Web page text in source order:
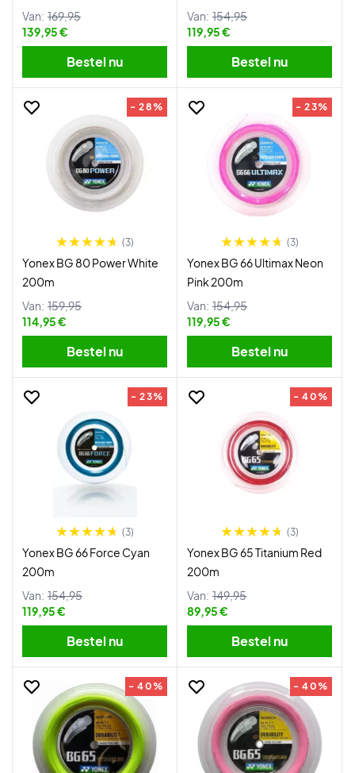
Van: 169,95
139,95 €
Bestel nu
Van: 154,95
119,95 €
Bestel nu
- 28%
(3)
Yonex BG 80 Power White
200m
Van: 159,95
114,95 €
Bestel nu
- 23%
(3)
Yonex BG 66 Ultimax Neon
Pink 200m
Van: 154,95
119,95 €
Bestel nu
- 23%
(3)
Yonex BG 66 Force Cyan
200m
Van: 154,95
119,95 €
Bestel nu
- 40%
(3)
Yonex BG 65 Titanium Red
200m
Van: 149,95
89,95 €
Bestel nu
- 40% - 40%